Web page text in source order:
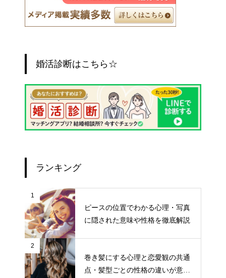
婚活診断はこちら☆
ランキング
1
ピースの位置でわかる心理・写真
に隠された意味や性格を徹底解説
2
巻き髪にする心理と恋愛観の共通
点・髪型ごとの性格の違いが意外